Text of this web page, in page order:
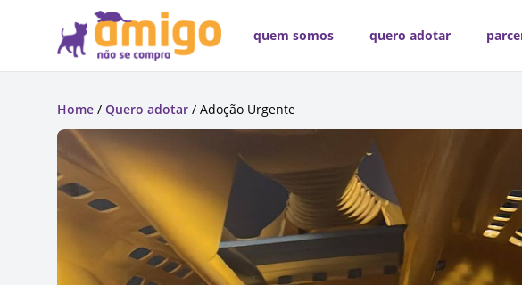
quem somos quero adotar
Home / Quero adotar / Adoção Urgente